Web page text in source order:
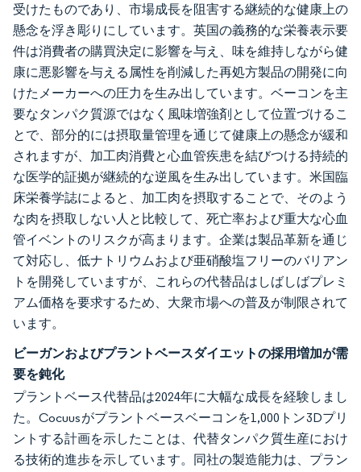
受けたものであり、市場成長を阻害する継続的な健康上の
懸念を浮き彫りにしています。英国の義務的な栄養表示要
件は消費者の購買決定に影響を与え、味を維持しながら健
康に悪影響を与える属性を削減した再処方製品の開発に向
けたメーカーへの圧力を生み出しています。ベーコンを主
要なタンパク質源ではなく風味増強剤として位置づけるこ
とで、部分的には摂取量管理を通じて健康上の懸念が緩和
されますが、加工肉消費と心血管疾患を結びつける持続的
な医学的証拠が継続的な逆風を生み出しています。米国臨
床栄養学誌によると、加工肉を摂取することで、そのよう
な肉を摂取しない人と比較して、死亡率および重大な心血
管イベントのリスクが高まります。企業は製品革新を通じ
て対応し、低ナトリウムおよび亜硝酸塩フリーのバリアン
トを開発していますが、これらの代替品はしばしばプレミ
アム価格を要求するため、大衆市場への普及が制限されて
います。
ビーガンおよびプラントベースダイエットの採用増加が需
要を鈍化
プラントベース代替品は2024年に大幅な成長を経験しまし
た。Cocuusがプラントベースベーコンを1,000トン3Dプリ
ントする計画を示したことは、代替タンパク質生産におけ
る技術的進歩を示しています。同社の製造能力は、プラン